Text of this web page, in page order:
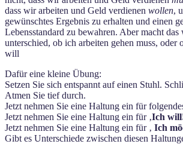
dass wir arbeiten und Geld verdienen wollen,
gewünschtes Ergebnis zu erhalten und einen
Lebensstandard zu bewahren. Aber macht
unterschied, ob ich arbeiten gehen muss, oder
will
Dafür eine kleine Übung:
Setzen Sie sich entspannt auf einen Stuhl.
Atmen Sie tief durch.
Jetzt nehmen Sie eine Haltung ein für
Jetzt nehmen Sie eine Haltung ein für ‚Ich
Jetzt nehmen Sie eine Haltung ein für ‚ Ich
Gibt es Unterschiede zwischen diesen